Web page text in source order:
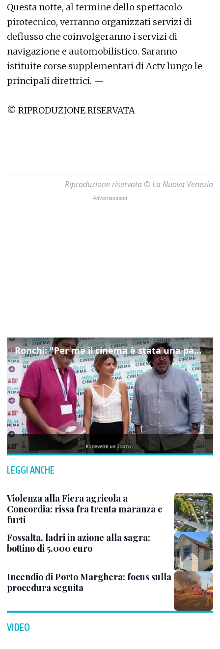
Questa notte, al termine dello spettacolo
pirotecnico, verranno organizzati servizi di
deflusso che coinvolgeranno i servizi di
navigazione e automobilistico. Saranno
istituite corse supplementari di Actv lungo le
principali direttrici. —
© RIPRODUZIONE RISERVATA
Riproduzione riservata © La Nuova Venezia
Ronchi: "Per me il cinema è stata una passione, monografia dedicata è un bel regalo"
LEGGI ANCHE
Violenza alla Fiera agricola a
Concordia: rissa fra trenta maranza e
furti
Fossalta, ladri in azione alla sagra:
bottino di 5.000 euro
Incendio di Porto Marghera: focus sulla
procedura seguita
VIDEO